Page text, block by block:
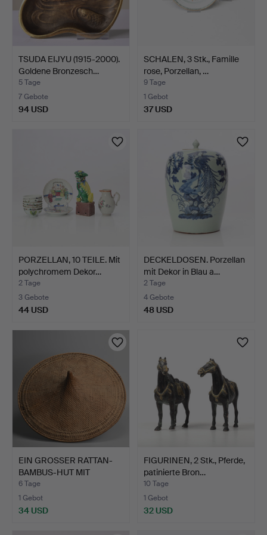
TSUDA EIJYU (1915-2000).
Goldene Bronzesch…
5 Tage
7 Gebote
94 USD
SCHALEN, 3 Stk., Famille
rose, Porzellan, …
9 Tage
1 Gebot
37 USD
PORZELLAN, 10 TEILE. Mit
polychromem Dekor…
2 Tage
3 Gebote
44 USD
DECKELDOSEN. Porzellan
mit Dekor in Blau a…
2 Tage
4 Gebote
48 USD
EIN GROSSER RATTAN-
BAMBUS-HUT MIT
BREITER …
6 Tage
1 Gebot
34 USD
FIGURINEN, 2 Stk., Pferde,
patinierte Bron…
10 Tage
1 Gebot
32 USD